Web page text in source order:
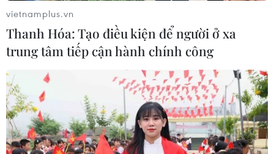
Thủ tướng Israel đến
Washington để hội đàm
Bệnh viện Đức Giang
lên tiếng về clip 2 cô gái
vietnamplus.vn
Thanh Hóa: Tạo điều kiện để người ở xa
trung tâm tiếp cận hành chính công